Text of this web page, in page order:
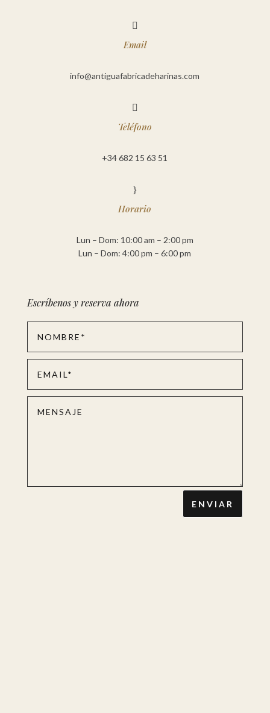

Email
info@antiguafabricadeharinas.com

Teléfono
+34 682 15 63 51
}
Horario
Lun – Dom: 10:00 am – 2:00 pm
Lun – Dom: 4:00 pm – 6:00 pm
Escríbenos y reserva ahora
ENVIAR